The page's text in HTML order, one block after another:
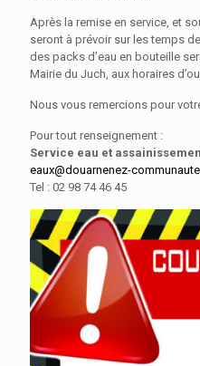
Après la remise en service, et
seront à prévoir sur les temps
des packs d’eau en bouteille
Mairie du Juch, aux horaires
Nous vous remercions pour
Pour tout renseignement :
Service eau et
eaux@douarnenez-
Tel : 02 98 74 46 45